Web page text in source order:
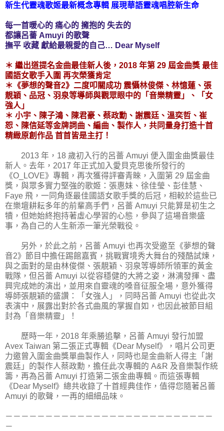
新生代靈魂歌姬最新概念專輯 展現華語靈魂唱腔新生命
每一首暖心的 痛心的 擁抱的 失去的
都讓呂薔 Amuyi 的歌聲
撫平 收藏 獻給最親愛的自己… Dear Myself
＊ 繼出道提名金曲最佳新人後，2018 年第 29 屆金曲獎 最佳
國語女歌手入圍 再次榮獲肯定
＊《夢想的聲音2》二度叩關成功 震懾林俊傑、林憶蓮、張
靚穎、品冠、羽泉等導師與觀眾眼中的「音樂精靈」、「女
強人」
＊ 小宇、陳子鴻、陳君豪、蔡政勳、謝震廷、溫奕哲、崔
恕、陳信延等金牌詞曲、編曲、製作人，共同量身打造十首
精緻原創作品 首首皆是主打！
2013 年，18 歲初入行的呂薔 Amuyi 便入圍金曲獎最佳
新人。去年，2017 年正式加入愛貝克思後所發行的
《O_LOVE》專輯，再次獲得評審青睞，入圍第 29 屆金曲
獎，與眾多實力堅強的歌姬：張惠妹、徐佳瑩、彭佳慧、
Faye 飛，一同角逐最佳國語女歌手獎的后冠，相較於這些已
在樂壇耕耘多年的前輩高手們，呂薔 Amuyi 只能算是初生之
犢，但她始終抱持著虛心學習的心態，參與了這場音樂盛
事，為自己的人生新添一筆光榮戰役。
另外，於此之前，呂薔 Amuyi 也再次受邀至《夢想的聲
音2》節目中擔任踢館嘉賓，挑戰實境秀大舞台的殘酷試煉，
與之面對的是由林俊傑、張靚穎、羽泉等導師所領軍的黃金
戰隊，但呂薔 Amuyi 以從容穩健的大將之姿，淋漓發揮、盡
興完成她的演出，並用來自靈魂的嗓音征服全場，意外獲得
導師張靚穎的盛讚：「女強人」，同時呂薔 Amuyi 也從此次
表演中，展露出對於各式曲風的掌握自如，也因此被節目組
封為「音樂精靈」！
歷時一年，2018 年乘勝追擊，呂薔 Amuyi 發行加盟
Avex Taiwan 第二張正式專輯《Dear Myself》，唱片公司更
力邀曾入圍金曲獎單曲製作人，同時也是金曲新人得主「謝
震廷」的製作人蔡政勳，擔任此次專輯的 A&R 及音樂製作統
籌，再為呂薔 Amuyi 打造第二張金曲專輯。而這張專輯
《Dear Myself》總共收錄了十首經典佳作，值得您隨著呂薔
Amuyi 的歌聲，一再的細細品味。
－－－－－－－－－－－－－－－－－－－－－－－－－－
－